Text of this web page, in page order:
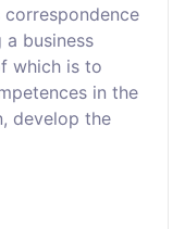
correspondence
business
which is to
in the
develop the